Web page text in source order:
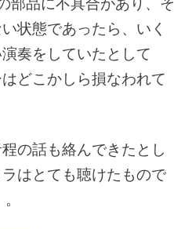
部品に不具合があり、そ
状態であったら、いく
奏をしていたとして
どこかしら損なわれて
の話も絡んできたとし
はとても聴けたもので